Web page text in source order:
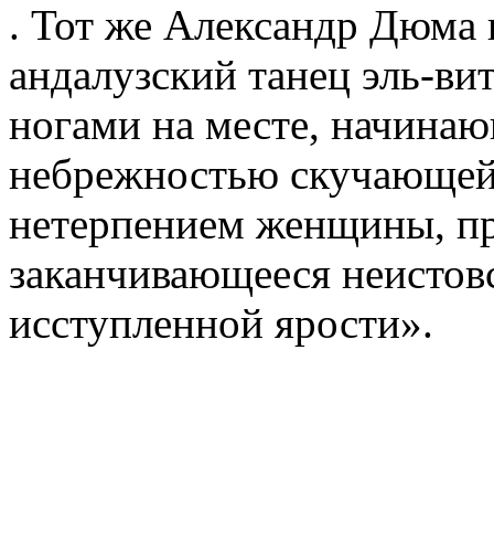
. Тот же Александр Дюма
андалузский танец эль-
ногами на месте,
небрежностью
нетерпением женщины,
заканчивающееся
исступленной ярости».